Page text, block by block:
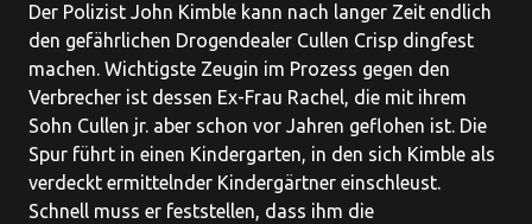
Der Polizist John Kimble kann nach langer Zeit endlich
den gefährlichen Drogendealer Cullen Crisp dingfest
machen. Wichtigste Zeugin im Prozess gegen den
Verbrecher ist dessen Ex-Frau Rachel, die mit ihrem
Sohn Cullen jr. aber schon vor Jahren geflohen ist. Die
Spur führt in einen Kindergarten, in den sich Kimble als
verdeckt ermittelnder Kindergärtner einschleust.
Schnell muss er feststellen, dass ihm die